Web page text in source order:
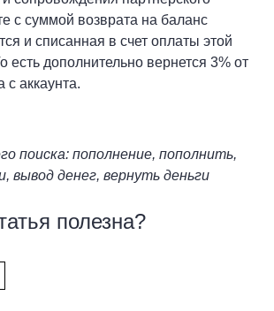
с суммой возврата на баланс
и списанная в счет оплаты этой
есть дополнительно вернется 3% от
аккаунта.
поиска: пополнение, пополнить,
вывод денег, вернуть деньги
полезна?